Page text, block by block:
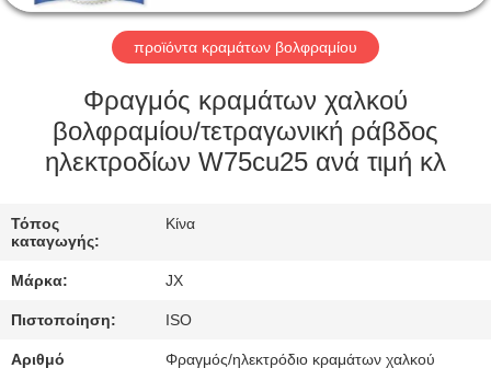
ΓΎΡΟΣ
ΕΡΓΟΣΤΑΣΊΩΝ
ΜΑΣ
ΕΛΆΤΕ
ΕΠΑΦΉ
ΜΕ
ΕΙΔΉΣΕΙΣ
προϊόντα κραμάτων βολφραμίου
Φραγμός κραμάτων χαλκού
βολφραμίου/τετραγωνική ράβδος
ηλεκτροδίων W75cu25 ανά τιμή κλ
Τόπος
καταγωγής:
Κίνα
Μάρκα: JX
Πιστοποίηση: ISO
Αριθμό
Φραγμός/ηλεκτρόδιο κραμάτων χαλκού